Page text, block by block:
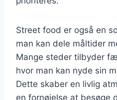
Street food er også en
man kan dele måltider
Mange steder tilbyder
hvor man kan nyde sin
Dette skaber en livlig
en fornøjelse at besøge